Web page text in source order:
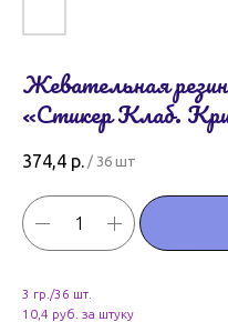
Жевательная
«Стикер Клаб.
374,4 р. / 36 шт
3 гр./36 шт.
10,4 руб. за штуку